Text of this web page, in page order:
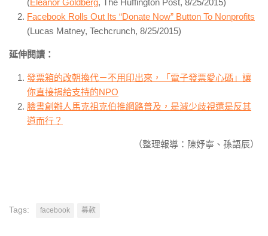
Facebook Rolls Out Its “Donate Now” Button To Nonprofits
(Lucas Matney, Techcrunch, 8/25/2015)
延伸閱讀：
發票箱的改朝換代－不用印出來，「電子發票愛心碼」讓
你直接捐給支持的NPO
臉書創辦人馬克祖克伯推網路普及，是減少歧視還是反其
道而行？
（整理報導：陳妤寧、孫語辰）
Tags: facebook 募款